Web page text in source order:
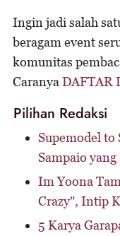
Ingin jadi salah
beragam event
komunitas
Caranya DAFTAR
Pilihan Redaksi
Supemodel to
Sampaio
Im Yoona
Crazy", Intip
5 Karya